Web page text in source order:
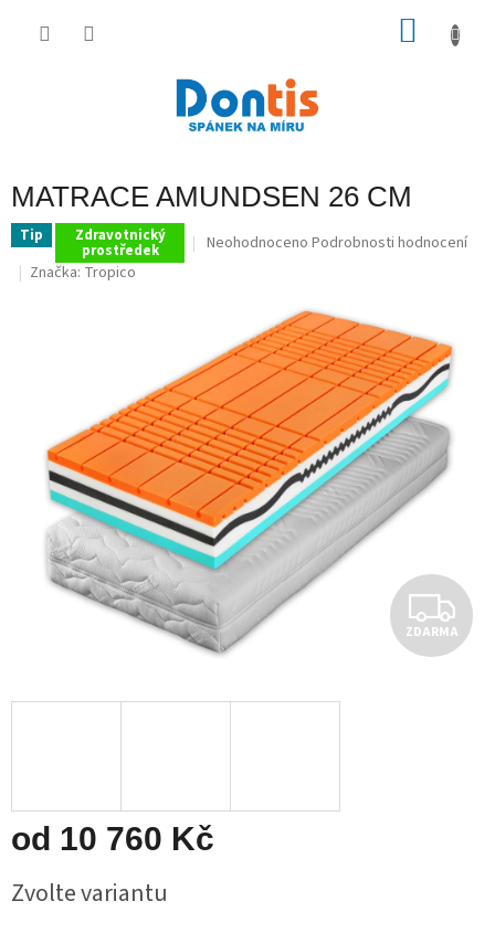
MATRACE AMUNDSEN 26 CM
Tip Zdravotnický
prostředek
Průměrné
5
hvězdiček.
Neohodnoceno Podrobnosti hodnocení
Značka: Tropico
Z
D
ZDARMA
od 10 760 Kč
cena:
Zvolte variantu